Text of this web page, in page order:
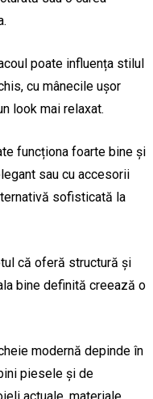
poate influența stilul
cu mânecile ușor
look mai relaxat.
funcționa foarte bine și
sau cu accesorii
sofisticată la
că oferă structură și
bine definită creează o
modernă depinde în
piesele și de